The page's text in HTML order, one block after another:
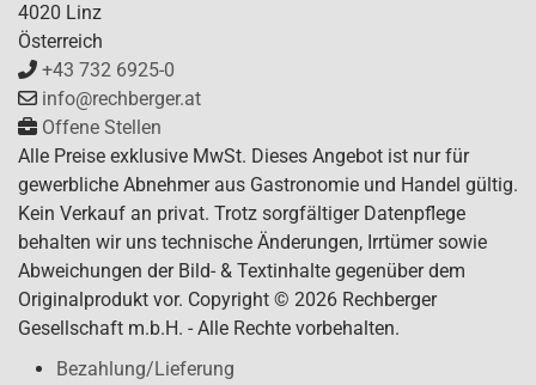
4020 Linz
Österreich
+43 732 6925-0
info@rechberger.at
Offene Stellen
Alle Preise exklusive MwSt. Dieses Angebot ist nur für
gewerbliche Abnehmer aus Gastronomie und Handel gültig.
Kein Verkauf an privat. Trotz sorgfältiger Datenpflege
behalten wir uns technische Änderungen, Irrtümer sowie
Abweichungen der Bild- & Textinhalte gegenüber dem
Originalprodukt vor. Copyright © 2026 Rechberger
Gesellschaft m.b.H. - Alle Rechte vorbehalten.
Bezahlung/Lieferung